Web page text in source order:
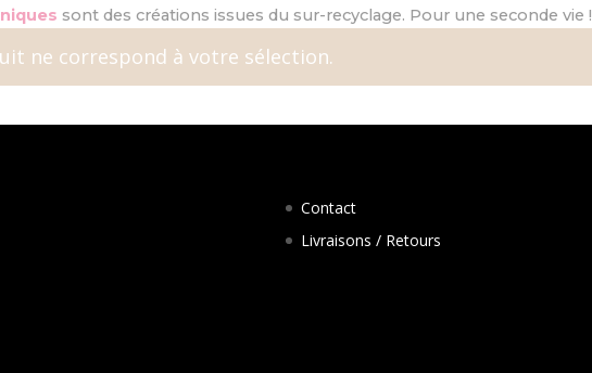
sont des créations issues du sur-recyclage. Pour une seconde vie !
ne correspond à votre sélection.
Contact
Livraisons / Retours